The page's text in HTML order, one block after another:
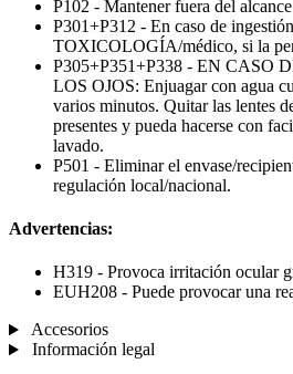
P102 - Mantener fuera del
P301+P312 - En caso de
TOXICOLOGÍA/médico, si la
P305+P351+P338 - EN CASO
LOS OJOS: Enjuagar con agua
varios minutos. Quitar las lentes
presentes y pueda hacerse con
lavado.
P501 - Eliminar el envase/
regulación local/nacional.
Advertencias:
H319 - Provoca irritación ocular
EUH208 - Puede provocar una
Accesorios
Información legal